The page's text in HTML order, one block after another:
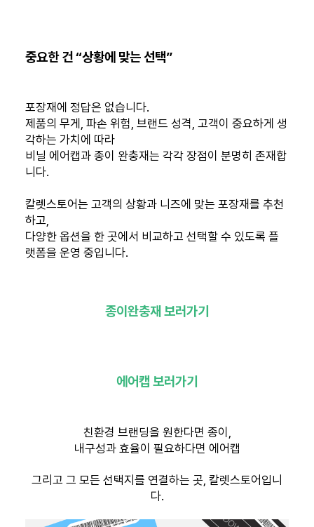
중요한 건 “상황에 맞는 선택”
포장재에 정답은 없습니다.
제품의 무게, 파손 위험, 브랜드 성격, 고객이 중요하게 생
각하는 가치에 따라
비닐 에어캡과 종이 완충재는 각각 장점이 분명히 존재합
니다.
칼렛스토어는 고객의 상황과 니즈에 맞는 포장재를 추천
하고,
다양한 옵션을 한 곳에서 비교하고 선택할 수 있도록 플
랫폼을 운영 중입니다.
종이완충재 보러가기
에어캡 보러가기
친환경 브랜딩을 원한다면 종이,
내구성과 효율이 필요하다면 에어캡
그리고 그 모든 선택지를 연결하는 곳, 칼렛스토어입니
다.